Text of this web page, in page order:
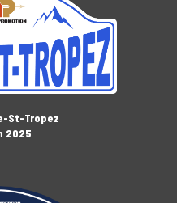
St-Tropez
2025